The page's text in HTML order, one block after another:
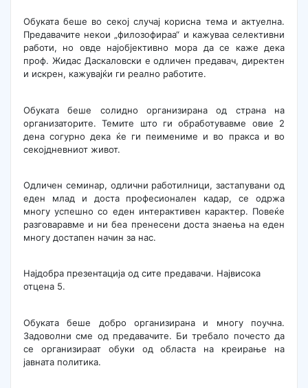
Обуката беше во секој случај корисна тема и актуелна.
Предавачите некои „филозофираа“ и кажуваа селективни
работи, но овде најобјективно мора да се каже дека
проф. Жидас Даскаловски е одличен предавач, директен
и искрен, кажувајќи ги реално работите.
Обуката беше солидно организирана од страна на
организаторите. Темите што ги обработувавме овие 2
дена согурно дека ќе ги пеимениме и во пракса и во
секојдневниот живот.
Одличен семинар, одлични работилници, застапувани од
еден млад и доста професионален кадар, се одржа
многу успешно со еден интерактивен карактер. Повеќе
разговаравме и ни беа пренесени доста знаења на еден
многу достапен начин за нас.
Најдобра презентација од сите предавачи. Највисока
отцена 5.
Обуката беше добро организирана и многу поучна.
Задоволни сме од предавачите. Би требало почесто да
се организираат обуки од областа на креирање на
јавната политика.